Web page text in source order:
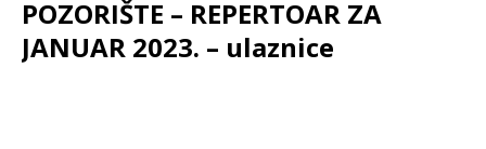
POZORIŠTE – REPERTOAR ZA
JANUAR 2023. – ulaznice